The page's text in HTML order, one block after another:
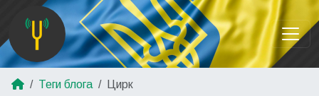
Теги блога Цирк